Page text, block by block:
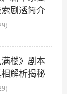
剧透简介
楼》剧本
解析揭秘